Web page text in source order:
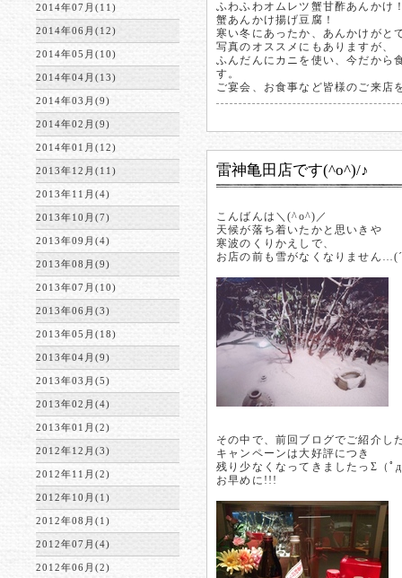
2014年07月(11)
2014年06月(12)
2014年05月(10)
2014年04月(13)
2014年03月(9)
2014年02月(9)
2014年01月(12)
2013年12月(11)
2013年11月(4)
2013年10月(7)
2013年09月(4)
2013年08月(9)
2013年07月(10)
2013年06月(3)
2013年05月(18)
2013年04月(9)
2013年03月(5)
2013年02月(4)
2013年01月(2)
2012年12月(3)
2012年11月(2)
2012年10月(1)
2012年08月(1)
2012年07月(4)
2012年06月(2)
ふわふわオムレツ蟹甘酢あんかけ
蟹あんかけ揚げ豆腐！
寒い冬にあったか、あんかけがと
写真のオススメにもありますが、
ふんだんにカニを使い、今だから
す。
ご宴会、お食事など皆様のご来店
雷神亀田店です(^o^)/♪
こんばんは＼(^o^)／
天候が落ち着いたかと思いきや
寒波のくりかえしで、
お店の前も雪がなくなりません
その中で、前回ブログでご紹介し
キャンペーンは大好評につき
残り少なくなってきましたっΣ（ﾟ
お早めに!!!